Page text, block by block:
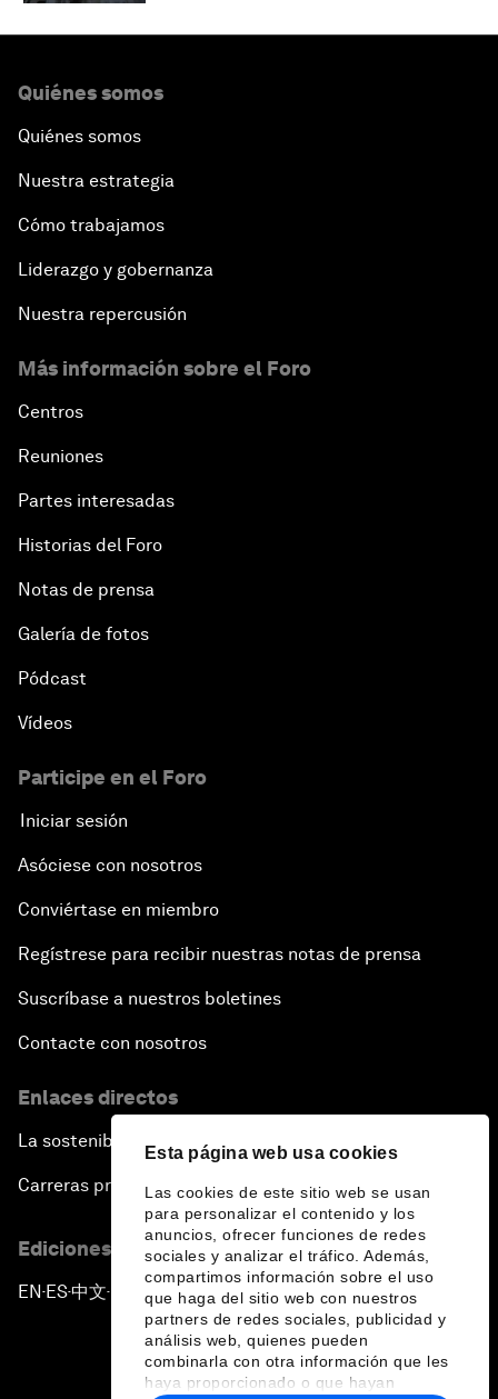
Esta página web usa cookies
Las cookies de este sitio web se usan
para personalizar el contenido y los
anuncios, ofrecer funciones de redes
sociales y analizar el tráfico. Además,
compartimos información sobre el uso
que haga del sitio web con nuestros
partners de redes sociales, publicidad y
análisis web, quienes pueden
combinarla con otra información que les
haya proporcionado o que hayan
Quiénes somos
Quiénes somos
Nuestra estrategia
Cómo trabajamos
Liderazgo y gobernanza
Nuestra repercusión
Más información sobre el Foro
Centros
Reuniones
Partes interesadas
Historias del Foro
Notas de prensa
Galería de fotos
Pódcast
Vídeos
Participe en el Foro
Iniciar sesión
Asóciese con nosotros
Conviértase en miembro
Regístrese para recibir nuestras notas de prensa
Suscríbase a nuestros boletines
Contacte con nosotros
Enlaces directos
La sostenibilidad en el Foro
Carreras profesionales
Ediciones en otros idiomas
EN ▪ES▪中文▪ 日本語